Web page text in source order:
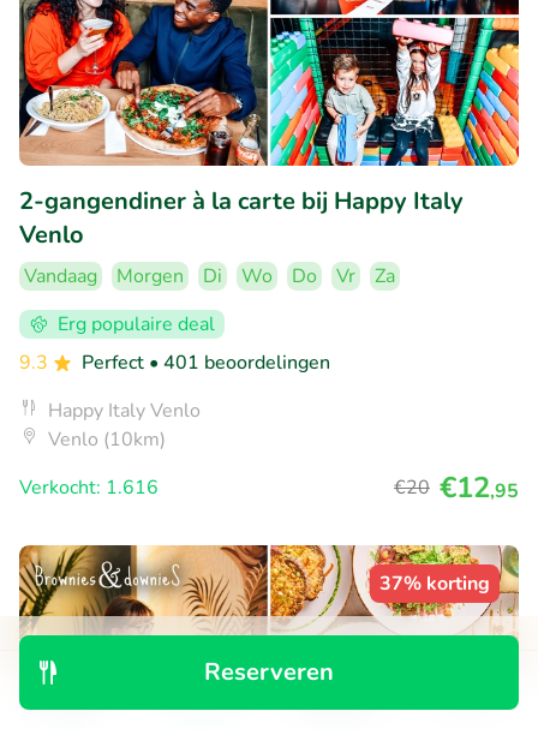
Reserveren
2-gangendiner à la carte bij Happy Italy
Venlo
Vandaag Morgen Di Wo Do Vr
Za
Erg populaire deal
9.3
Perfect • 401 beoordelingen
Happy Italy Venlo
Venlo (10km)
Verkocht: 1.616
€20 €12,95
37% korting